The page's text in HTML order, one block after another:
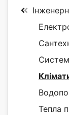
Тепла